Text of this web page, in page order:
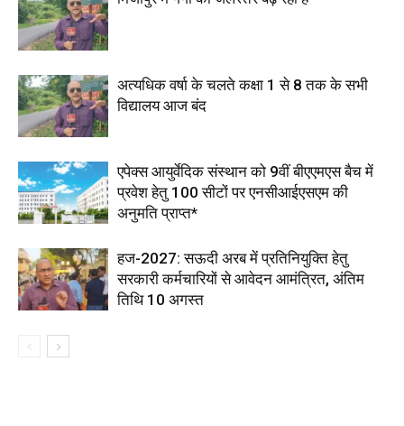
अत्यधिक वर्षा के चलते कक्षा 1 से 8 तक के सभी
विद्यालय आज बंद
एपेक्स आयुर्वेदिक संस्थान को 9वीं बीएएमएस बैच में
प्रवेश हेतु 100 सीटों पर एनसीआईएसएम की
अनुमति प्राप्त*
हज-2027: सऊदी अरब में प्रतिनियुक्ति हेतु
सरकारी कर्मचारियों से आवेदन आमंत्रित, अंतिम
तिथि 10 अगस्त